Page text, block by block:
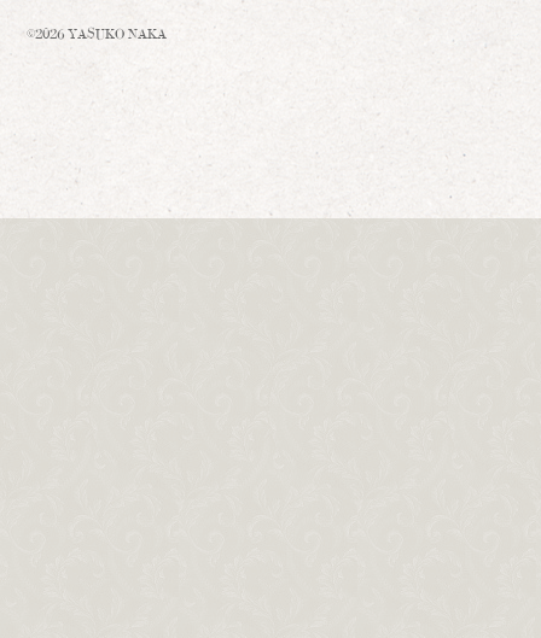
©2026 YASUKO NAKA